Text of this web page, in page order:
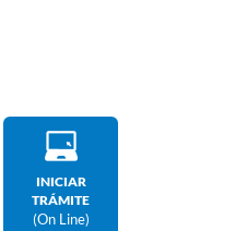
INICIAR
TRÁMITE
(on Line)